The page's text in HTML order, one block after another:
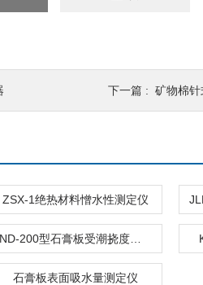
下一篇 : 矿物棉
ZSX-1绝热材料憎水性测定仪
石膏板表面吸水量测定仪